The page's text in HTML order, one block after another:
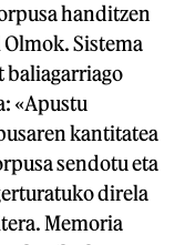
handitzen
Sistema
baliagarriago
«Apustu
kantitatea
sendotu eta
direla
Memoria